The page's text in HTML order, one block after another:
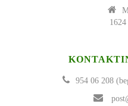
954 06 208